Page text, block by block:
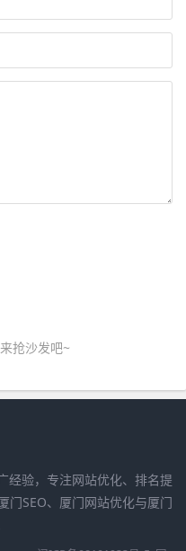
抢沙发吧~
经验，专注网站优化、排名提
门SEO、厦门网站优化与厦门